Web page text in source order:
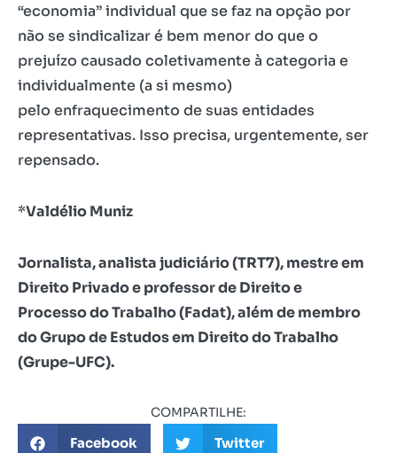
“economia” individual que se faz na opção por
não se sindicalizar é bem menor do que o
prejuízo causado coletivamente à categoria e
individualmente (a si mesmo)
pelo enfraquecimento de suas entidades
representativas. Isso precisa, urgentemente, ser
repensado.
*Valdélio Muniz
Jornalista, analista judiciário (TRT7), mestre em
Direito Privado e professor de Direito e
Processo do Trabalho (Fadat), além de membro
do Grupo de Estudos em Direito do Trabalho
(Grupe-UFC).
COMPARTILHE:
Facebook Twitter